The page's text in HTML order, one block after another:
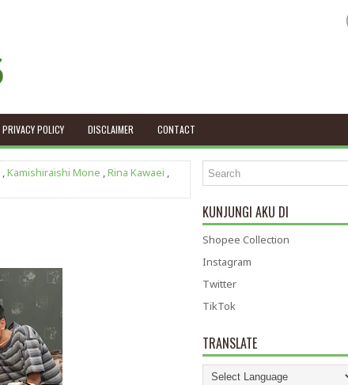
PRIVACY POLICY DISCLAIMER CONTACT
,Kamishiraishi Mone ,Rina Kawaei ,
KUNJUNGI AKU DI
Shopee Collection
Instagram
Twitter
TikTok
TRANSLATE